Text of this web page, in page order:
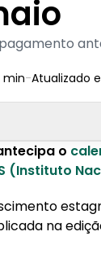
min-Atualizado
em 2024?
o
(Instituto
na